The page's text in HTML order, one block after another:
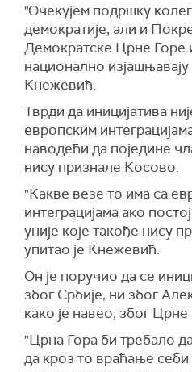
"Очекујем подршку
демократије, али и
Демократске Црне Горе
национално
Кнежевић.
Тврди да иницијатива
европским
наводећи да поједине
нису признале Косово.
"Какве везе то има са
интеграцијама ако
уније које такође нису
упитао је Кнежевић.
Он је поручио да се
због Србије, ни због
како је навео, због Црне
"Црна Гора би требало
да кроз то враћање